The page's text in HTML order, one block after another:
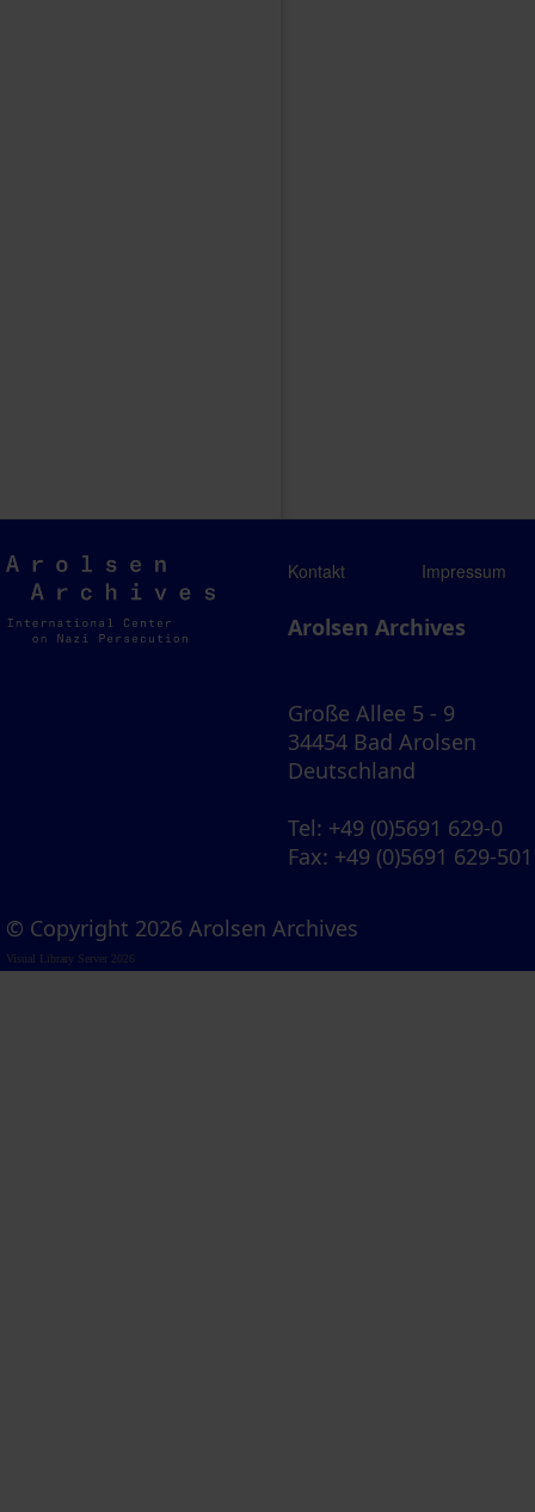
Arolsen
Archives
Kontakt Impressum
Arolsen Archives
Große Allee 5 - 9
34454 Bad Arolsen
Deutschland
Tel: +49 (0)5691 629-0
Fax: +49 (0)5691 629-501
© Copyright 2026 Arolsen Archives
Visual Library Server 2026